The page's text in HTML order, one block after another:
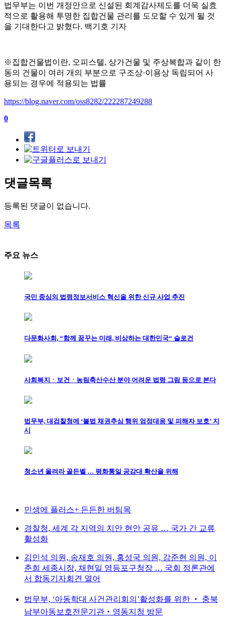
법무부는 이번 개정안으로 신설된 회계감사제도를 더욱 실효
적으로 활용해 투명한 집합건물 관리를 도모할 수 있게 될 것
을 기대한다고 밝혔다. 백기호 기자
※집합건물법이란, 오피스텔, 상가건물 및 주상복합과 같이 한
동의 건물이 여러 개의 부분으로 구조상·이용상 독립되어 사
용되는 경우에 적용되는 법률
https://blog.naver.com/oss8282/222287249288
0
댓글목록
등록된 댓글이 없습니다.
목록
주요 뉴스
국민 중심의 법령정보서비스 혁신을 위한 신규 사업 추진
다문화사회, “함께 꿈꾸는 미래, 비상하는 대한민국“ 슬로건
사회복지ㆍ보건ㆍ농림축산수산 분야 어려운 법령 그림 등으로 본다
법무부, 대검찰청에 ‘불법 채권추심 행위 엄정대응 및 피해자 보호’ 지
시
청소년 울려라 골든벨 … 평화통일 공감대 확산을 위해
민생에 플러스+ 든든한 버팀목
경찰청, 세계 각 지역의 치안 현안 공유 … 국가 간 교류
활성화
김민석 의원, 송재호 의원, 홍성국 의원, 강준현 의원, 이
춘희 세종시장, 채현일 영등포구청장 … 국회 정론관에
서 합동기자회견 열어
법무부, ‘아동학대 사건관리회의’활성화를 위한 ‧ 충북
남부아동보호전문기관‧영동지청 방문